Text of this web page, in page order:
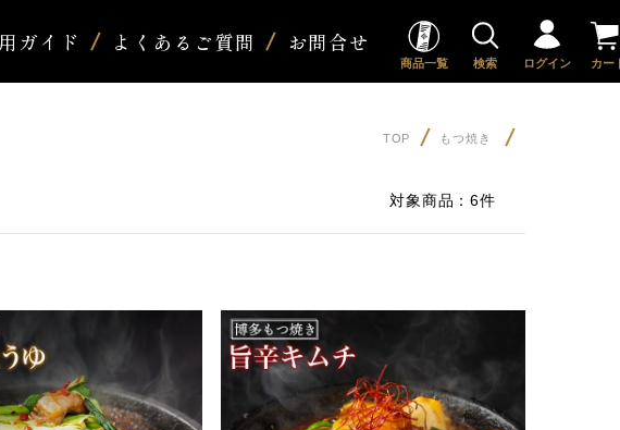
ガイド よくあるご質問 お問合せ
商品一覧 検索 ログイン カー
TOP もつ焼き
対象商品：6件